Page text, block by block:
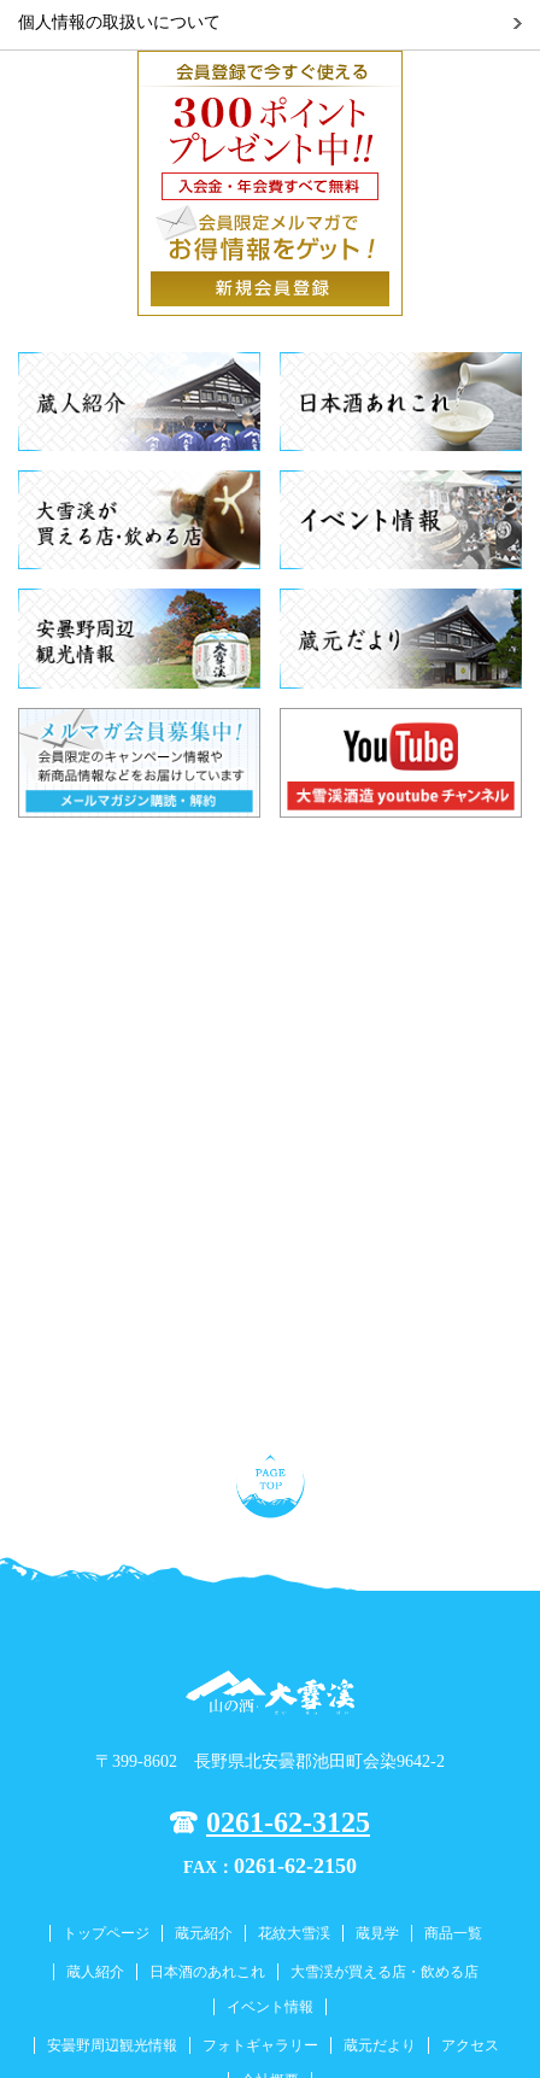
個人情報の取扱いについて
〒399-8602 長野県北安曇郡池田町会染9642-2
0261-62-3125
FAX： 0261-62-2150
トップページ 蔵元紹介 花紋大雪渓 蔵見学 商品一覧
蔵人紹介 日本酒のあれこれ 大雪渓が買える店・飲める店
イベント情報
安曇野周辺観光情報 フォトギャラリー 蔵元だより アクセス